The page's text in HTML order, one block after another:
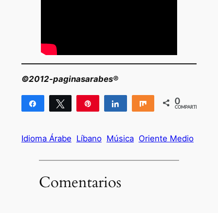
©2012-paginasarabes®
Compartir Twittear Compartir Compartir
0
COMPARTIR
Idioma Árabe Líbano Música Oriente Medio
Comentarios